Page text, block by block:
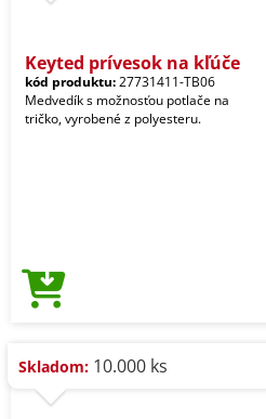
Keyted prívesok na kľúče
kód produktu:27731411-TB06
Medvedík s možnosťou potlače na
tričko, vyrobené z polyesteru.
Skladom: 10.000 ks